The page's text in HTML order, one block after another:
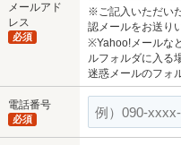
メールアド
レス
必須
※ご記入いただい
認メールをお送り
※Yahoo!メールな
ルフォルダに入る
迷惑メールのフォ
電話番号
必須